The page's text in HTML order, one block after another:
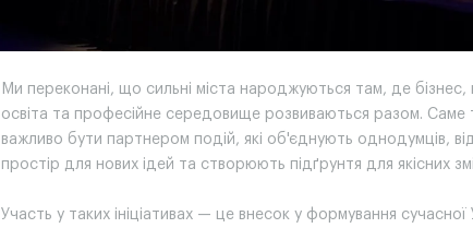
Ми переконані, що сильні міста народжуються там, де бізнес,
освіта та професійне середовище розвиваються разом. Саме
важливо бути партнером подій, які об'єднують однодумців,
простір для нових ідей та створюють підґрунтя для якісних
Участь у таких ініціативах — це внесок у формування сучасної